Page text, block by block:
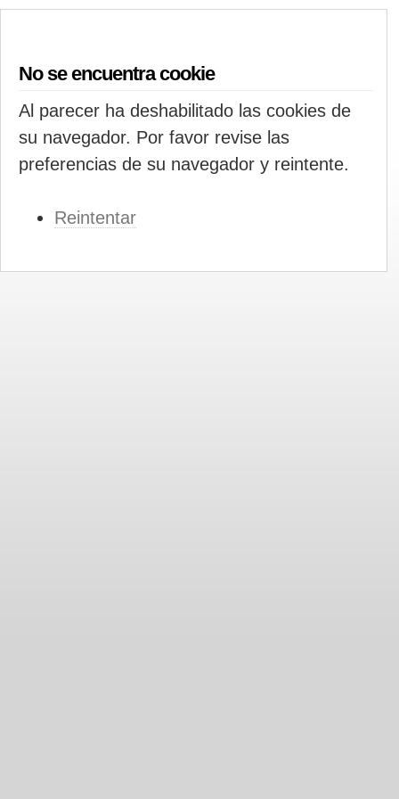
No se encuentra cookie
Al parecer ha deshabilitado las cookies de
su navegador. Por favor revise las
preferencias de su navegador y reintente.
Reintentar